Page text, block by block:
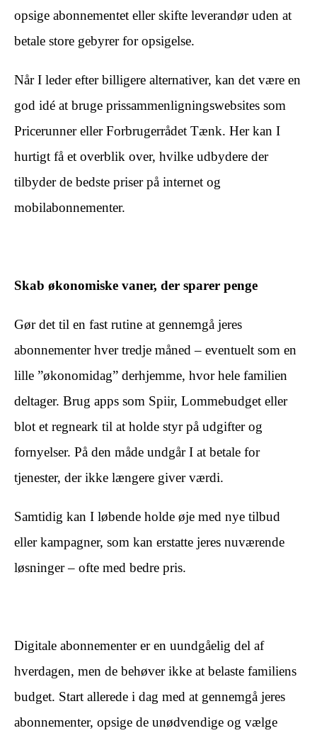
opsige abonnementet eller skifte leverandør uden at
betale store gebyrer for opsigelse.
Når I leder efter billigere alternativer, kan det være en
god idé at bruge prissammenligningswebsites som
Pricerunner eller Forbrugerrådet Tænk. Her kan I
hurtigt få et overblik over, hvilke udbydere der
tilbyder de bedste priser på internet og
mobilabonnementer.
Skab økonomiske vaner, der sparer penge
Gør det til en fast rutine at gennemgå jeres
abonnementer hver tredje måned – eventuelt som en
lille ”økonomidag” derhjemme, hvor hele familien
deltager. Brug apps som Spiir, Lommebudget eller
blot et regneark til at holde styr på udgifter og
fornyelser. På den måde undgår I at betale for
tjenester, der ikke længere giver værdi.
Samtidig kan I løbende holde øje med nye tilbud
eller kampagner, som kan erstatte jeres nuværende
løsninger – ofte med bedre pris.
Digitale abonnementer er en uundgåelig del af
hverdagen, men de behøver ikke at belaste familiens
budget. Start allerede i dag med at gennemgå jeres
abonnementer, opsige de unødvendige og vælge